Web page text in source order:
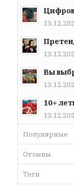
Вы
10+
Популярные
Отзывы
Теги